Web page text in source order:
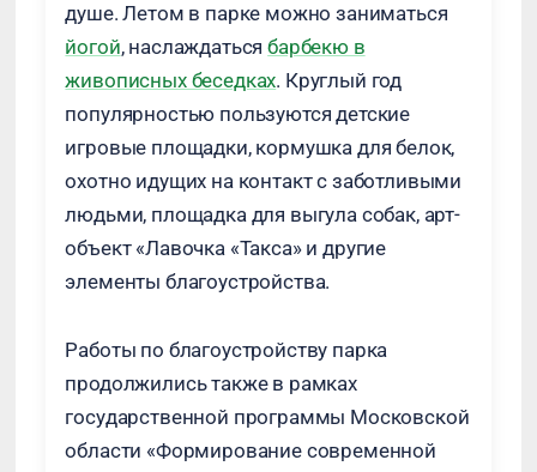
душе. Летом в парке можно заниматься
йогой, наслаждатьсябарбекю в
живописных беседках. Круглый год
популярностью пользуются детские
игровые площадки, кормушка для белок,
охотно идущих на контакт с заботливыми
людьми, площадка для выгула собак, арт-
объект «Лавочка «Такса» и другие
элементы благоустройства.
Работы по благоустройству парка
продолжились также в рамках
государственной программы Московской
области «Формирование современной